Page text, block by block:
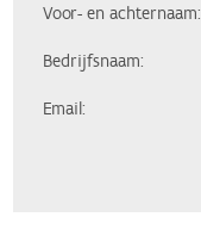
Voor- en achternaam:
Bedrijfsnaam:
Email: